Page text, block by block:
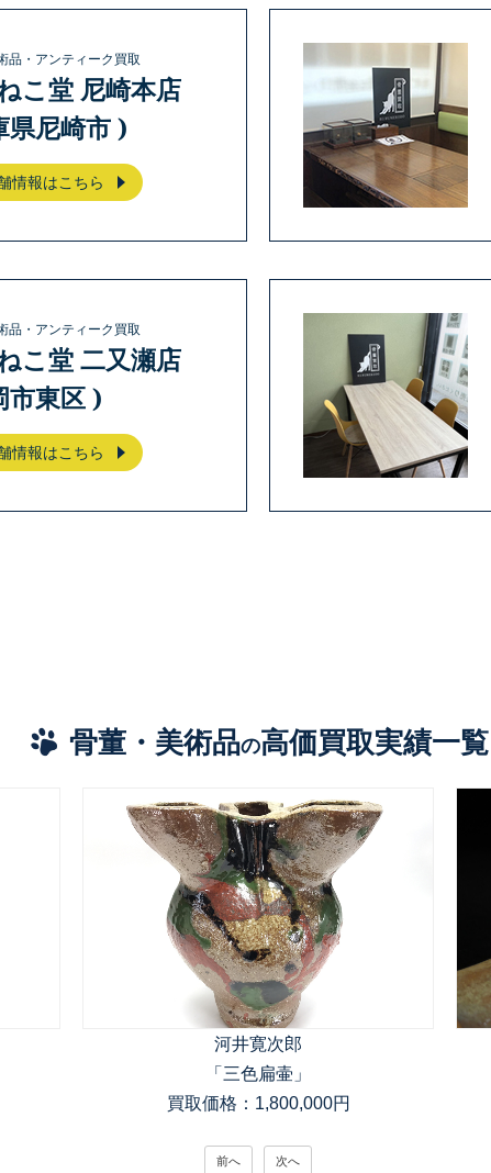
品・アンティーク買取
こ堂 尼崎本店
県尼崎市 )
情報はこちら
品・アンティーク買取
こ堂 二又瀬店
市東区 )
情報はこちら
骨董・美術品の高価買取実績一覧
河井寛次郎
「三色扁壷」
買取価格：1,800,000円
前へ 次へ